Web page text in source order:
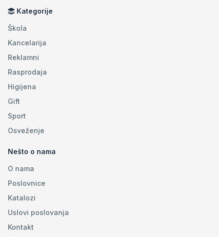
Kategorije
Škola
Kancelarija
Reklamni
Rasprodaja
Higijena
Gift
Sport
Osveženje
Nešto o nama
O nama
Poslovnice
Katalozi
Uslovi poslovanja
Kontakt